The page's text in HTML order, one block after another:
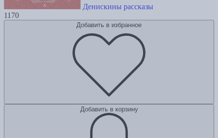
Денискины рассказы
1170
Добавить в избранное
Добавить в корзину